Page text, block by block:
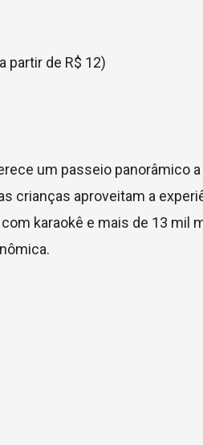
partir de R$ 12)
um passeio panorâmico a
crianças aproveitam a
com karaokê e mais de 13 mil